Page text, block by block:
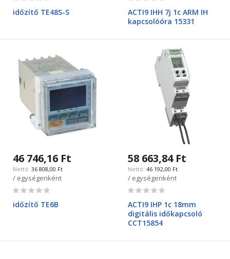
időzítő TE48S-S
ACTI9 IHH 7j 1c ARM IH
kapcsolóóra 15331
46 746,16 Ft
36 808,00 Ft
/ egységenként
Rating:
időzítő TE6B
58 663,84 Ft
46 192,00 Ft
/ egységenként
Rating:
ACTI9 IHP 1c 18mm
digitális időkapcsoló
CCT15854